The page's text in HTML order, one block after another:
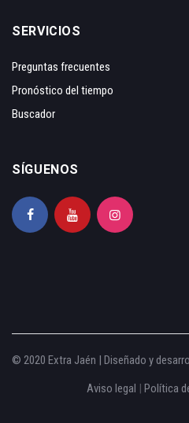
SERVICIOS
Preguntas frecuentes
Pronóstico del tiempo
Buscador
SÍGUENOS
© 2020 Extra Jaén | Diseñado y
Aviso legal | Política